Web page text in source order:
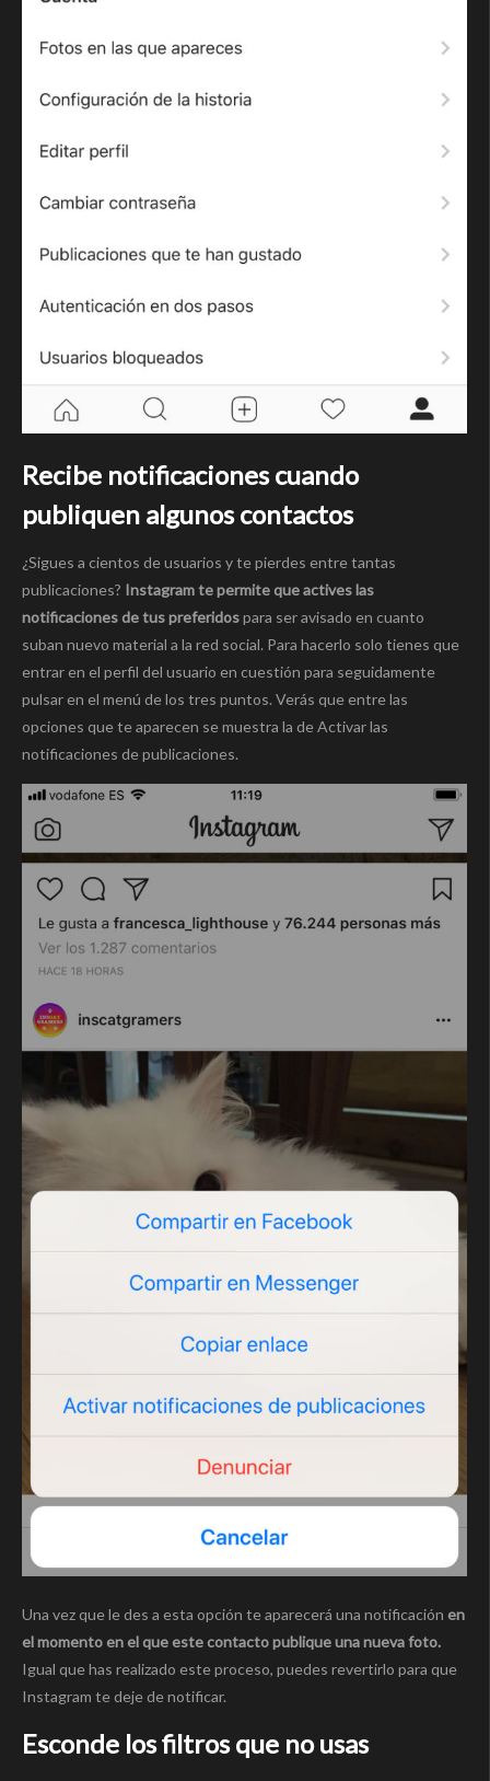
Recibe notificaciones cuando
publiquen algunos contactos
¿Sigues a cientos de usuarios y te pierdes entre tantas
publicaciones? Instagram te permite que actives las
notificaciones de tus preferidospara ser avisado en cuanto
suban nuevo material a la red social. Para hacerlo solo tienes que
entrar en el perfil del usuario en cuestión para seguidamente
pulsar en el menú de los tres puntos. Verás que entre las
opciones que te aparecen se muestra la de Activar las
notificaciones de publicaciones.
Una vez que le des a esta opción te aparecerá una notificación en
el momento en el que este contacto publique una nueva foto.
Igual que has realizado este proceso, puedes revertirlo para que
Instagram te deje de notificar.
Esconde los filtros que no usas